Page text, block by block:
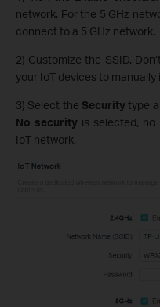
network. For the 5 GHz
connect to a 5 GHz network.
2) Customize the SSID.
your IoT devices to
3) Select the Securitytype
No security is selected,
IoT network.